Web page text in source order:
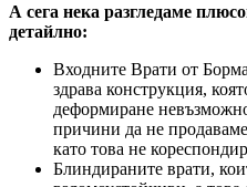
А сега нека разгледаме
детайлно:
Входните Врати от
здрава конструкция,
деформиране
причини да не
като това не
Блиндираните врати,